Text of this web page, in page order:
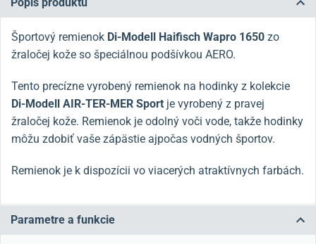
Športový remienok Di-Modell Haifisch Wapro 1650 zo
žraločej kože so špeciálnou podšívkou AERO.
Tento precízne vyrobený remienok na hodinky z kolekcie
Di-Modell AIR-TER-MER Sport je vyrobený z pravej
žraločej kože. Remienok je odolný voči vode, takže hodinky
môžu zdobiť vaše zápästie ajpočas vodných športov.
Remienok je k dispozícii vo viacerých atraktívnych farbách.
Parametre a funkcie